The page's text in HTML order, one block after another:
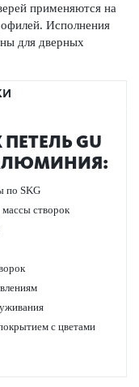
применяются на
Исполнения
для дверных
GU
по SKG
массы створок
с цветами